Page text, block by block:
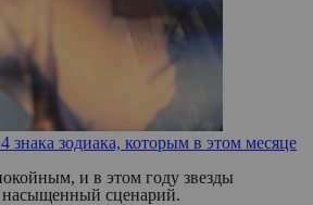
знака зодиака, которым в этом месяце
и в этом году звезды
насыщенный сценарий.